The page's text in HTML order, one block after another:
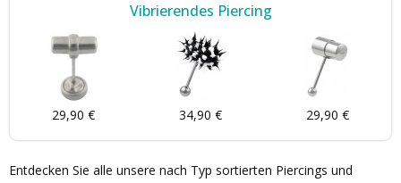
Vibrierendes Piercing
29,90 € 34,90 € 29,90 €
Entdecken Sie alle unsere nach Typ sortierten Piercings und